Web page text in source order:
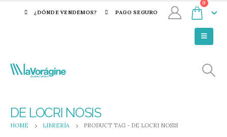
¿DÓNDE VENDEMOS? PAGO SEGURO
0
DE LOCRI NOSIS
HOME LIBRERÍA PRODUCT TAG - DE LOCRI NOSIS